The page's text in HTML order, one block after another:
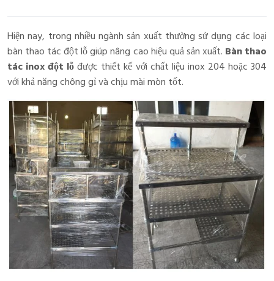
Hiện nay, trong nhiều ngành sản xuất thường sử dụng các loại
bàn thao tác đột lỗ giúp nâng cao hiệu quả sản xuất. Bàn thao
tác inox đột lỗđược thiết kế với chất liệu inox 204 hoặc 304
với khả năng chông gỉ và chịu mài mòn tốt.